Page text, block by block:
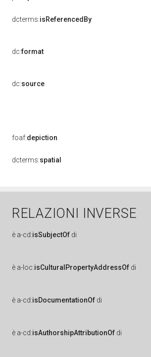
dcterms:isReferencedBy
dc:format
dc:source
foaf:depiction
dcterms:spatial
RELAZIONI INVERSE
è a-cd:isSubjectOf di
è a-loc:isCulturalPropertyAddressOf di
è a-cd:isDocumentationOf di
è a-cd:isAuthorshipAttributionOf di